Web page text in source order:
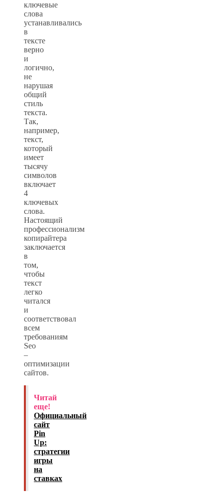
ключевые
слова
устанавливались
в
тексте
верно
и
логично,
не
нарушая
общий
стиль
текста.
Так,
например,
текст,
который
имеет
тысячу
символов
включает
4
ключевых
слова.
Настоящий
профессионализм
копирайтера
заключается
в
том,
чтобы
текст
легко
читался
и
соответствовал
всем
требованиям
Seo
–
оптимизации
сайтов.
Читай
еще!
Официальный
сайт
Pin
Up:
стратегии
игры
на
ставках